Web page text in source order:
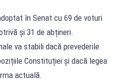
în Senat cu 69 de voturi
și 31 de abțineri.
va stabili dacă prevederile
Constituției și dacă legea
actuală.